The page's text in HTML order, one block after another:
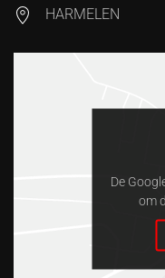
HARMELEN
De
om